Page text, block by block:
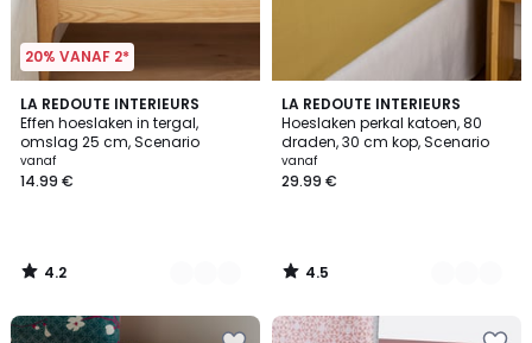
20% VANAF 2*
LA REDOUTE INTERIEURS
Effen hoeslaken in tergal,
omslag 25 cm, Scenario
vanaf
14.99 €
4.2
/ 5
15
Kleuren
4.2
/
LA REDOUTE INTERIEURS
Hoeslaken perkal katoen, 80
draden, 30 cm kop, Scenario
vanaf
29.99 €
4.5
/ 5
3
Kleuren
4.5
/